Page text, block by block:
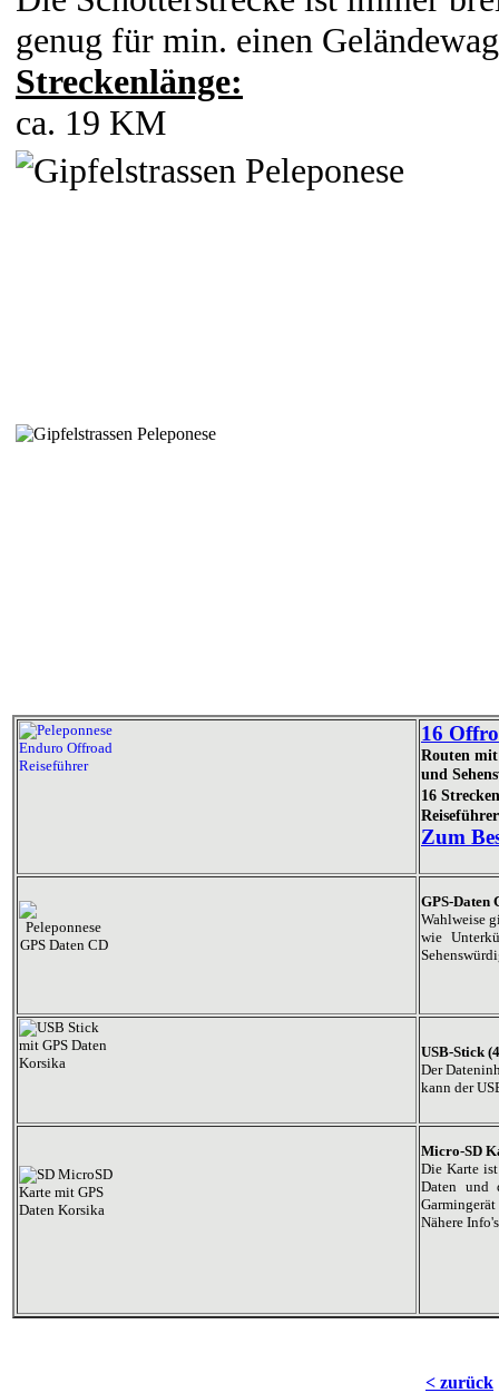
genug für min. einen
Streckenlänge:
ca. 19 KM
16
Routen
und
16
Zum
GPS-Daten
Wahlweise
wie
USB-Stick
Der
kann der
Micro-SD
Die Karte
Daten und
Nähere
< zurück